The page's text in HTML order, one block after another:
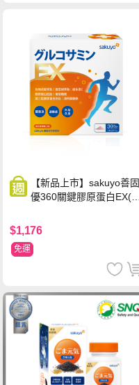
【新品上市】sakuyo善固
優360關鍵膠原蛋白EX(30
$1,176
免運